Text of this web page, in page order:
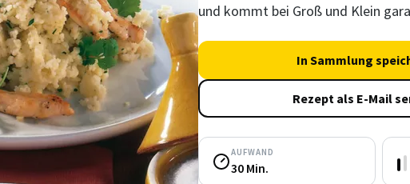
und kommt bei Groß und Klein
In Sammlung
Rezept als E-Mail
AUFWAND
30 Min.